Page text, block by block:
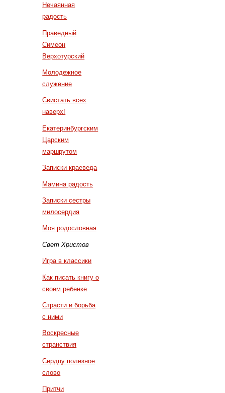
Нечаянная
радость
Праведный
Симеон
Верхотурский
Молодежное
служение
Свистать всех
наверх!
Екатеринбургским
Царским
маршрутом
Записки краеведа
Мамина радость
Записки сестры
милосердия
Моя родословная
Свет Христов
Игра в классики
Как писать книгу о
своем ребенке
Страсти и борьба
с ними
Воскресные
странствия
Сердцу полезное
слово
Притчи